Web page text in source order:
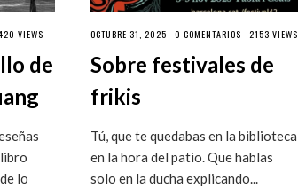
VIEWS
de
lo
OCTUBRE 31, 2025 · 0 COMENTARIOS · 2153 VIEWS
Sobre festivales de
frikis
Tú, que te quedabas en la biblioteca
en la hora del patio. Que hablas
solo en la ducha explicando...